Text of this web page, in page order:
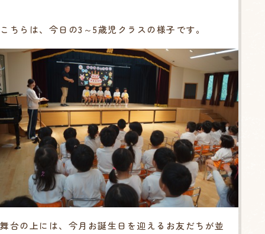
こちらは、今日の3～5歳児クラスの様子です。
舞台の上には、今月お誕生日を迎えるお友だちが並